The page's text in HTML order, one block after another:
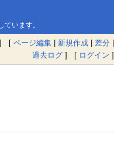
います。
[ ページ編集 | 新規作成 | 差分 |
過去ログ ] [ ログイン ]